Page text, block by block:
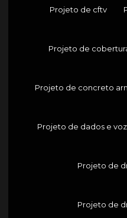
Projeto de cftv
Projeto de
Projeto de concreto
Projeto de dados e voz
Projeto de
Projeto de